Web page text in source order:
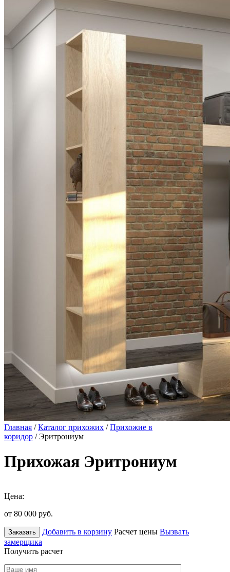
Главная /Каталог прихожих /Прихожие в
коридор / Эритрониум
Прихожая Эритрониум
Цена:
от 80 000 руб.
Заказать Добавить в корзину Расчет цены Вызвать
замерщика
Получить расчет